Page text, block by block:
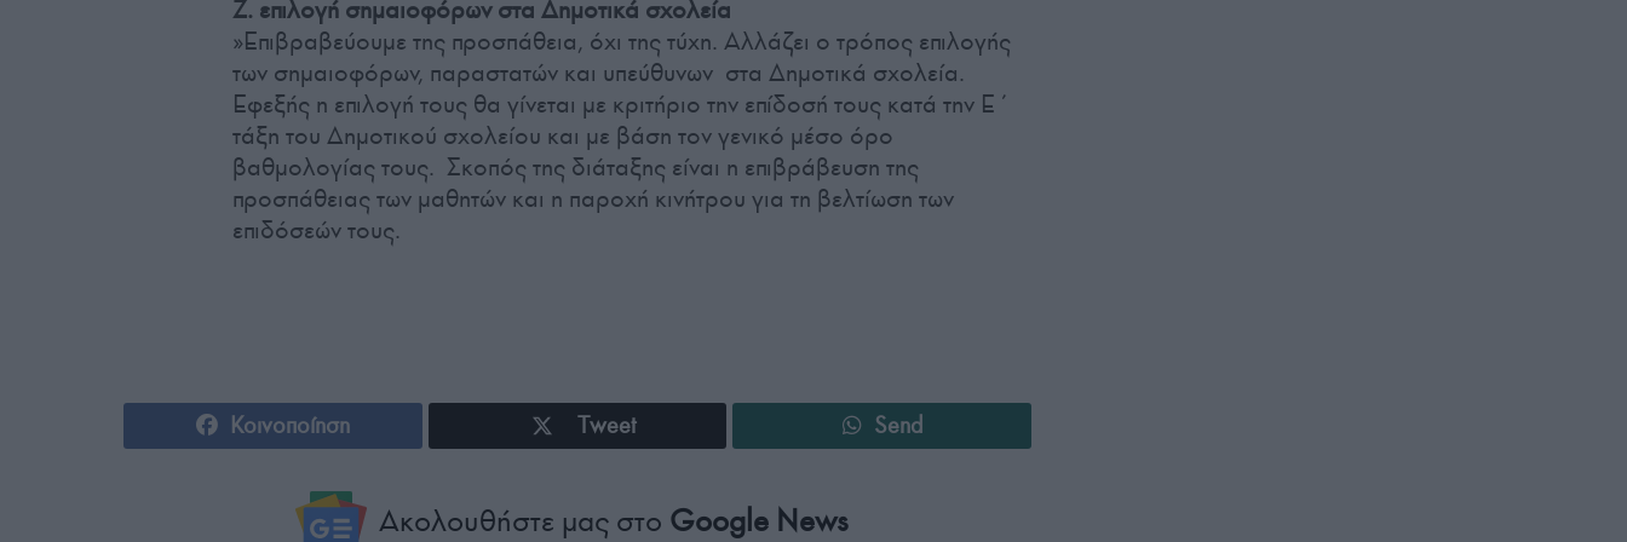
Ζ. επιλογή σημαιοφόρων στα Δημοτικά σχολεία
»Επιβραβεύουμε της προσπάθεια, όχι της τύχη. Αλλάζει ο τρόπος επιλογής
των σημαιοφόρων, παραστατών και υπεύθυνων στα Δημοτικά σχολεία.
Εφεξής η επιλογή τους θα γίνεται με κριτήριο την επίδοσή τους κατά την Ε΄
τάξη του Δημοτικού σχολείου και με βάση τον γενικό μέσο όρο
βαθμολογίας τους. Σκοπός της διάταξης είναι η επιβράβευση της
προσπάθειας των μαθητών και η παροχή κινήτρου για τη βελτίωση των
επιδόσεών τους.
Κοινοποίηση Tweet Send
Ακολουθήστε μας στο Google News